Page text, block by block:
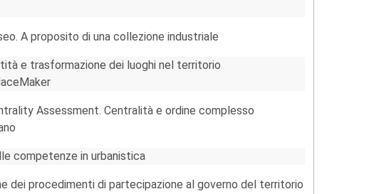
A proposito di una collezione industriale
e trasformazione dei luoghi nel territorio
Assessment. Centralità e ordine complesso
competenze in urbanistica
dei procedimenti di partecipazione al governo del territorio